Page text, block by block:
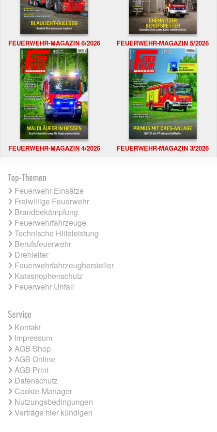
FEUERWEHR-MAGAZIN 6/2026 FEUERWEHR-MAGAZIN 5/2026
FEUERWEHR-MAGAZIN 4/2026 FEUERWEHR-MAGAZIN 3/2026
Top-Themen
Feuerwehr Einsätze
Freiwillige Feuerwehr
Brandbekämpfung
Feuerwehrfahrzeuge
Technische Hilfeleistung
Berufsfeuerwehr
Drehleiter
Feuerwehrfahrzeughersteller
Katastrophenschutz
Feuerwehr Unfall
Service
Kontakt
Impressum
AGB Shop
AGB Online
AGB Print
Datenschutz
Cookie-Manager
Nutzungsbedingungen
Verträge hier kündigen